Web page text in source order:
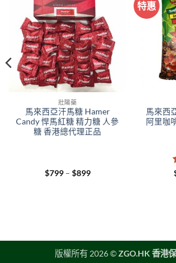
壯陽藥
馬來西亞汗馬糖 Hamer
Candy 悍馬紅糖 精力糖 人參
糖 香港總代理正品
$799 – $899Price
特惠
馬來西
阿里咖
版權所有 2026 ©ZGO.HK 香港